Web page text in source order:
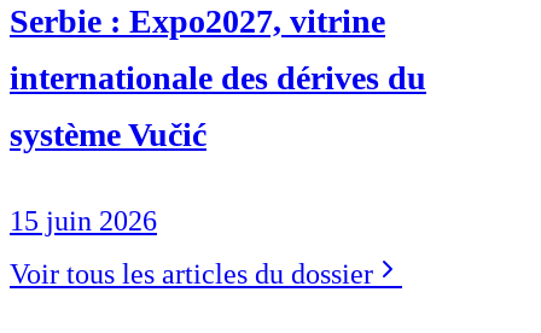
Serbie : Expo2027, vitrine
internationale des dérives du
système Vučić
15 juin 2026
Voir tous les articles du dossier